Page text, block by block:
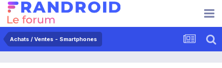
Achats / Ventes - Smartphones